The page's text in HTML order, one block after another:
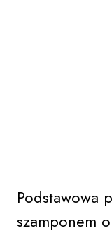
Podstawowa
szamponem